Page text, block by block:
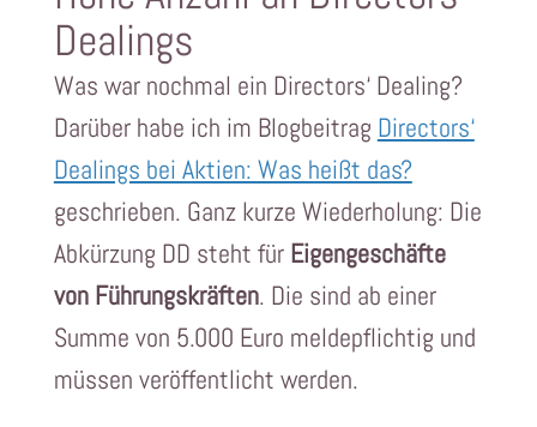
Dealings
Was war nochmal ein Directors‘ Dealing?
Darüber habe ich im Blogbeitrag Directors‘
Dealings bei Aktien: Was heißt das?
geschrieben. Ganz kurze Wiederholung: Die
Abkürzung DD steht für Eigengeschäfte
von Führungskräften. Die sind ab einer
Summe von 5.000 Euro meldepflichtig und
müssen veröffentlicht werden.